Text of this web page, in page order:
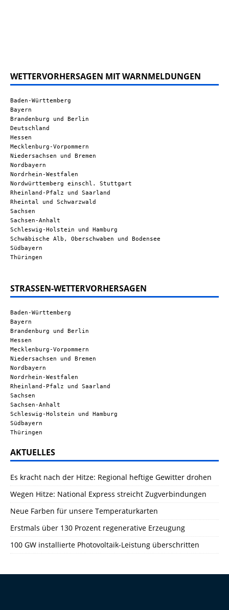
WETTERVORHERSAGEN MIT WARNMELDUNGEN
Baden-Württemberg
Bayern
Brandenburg und Berlin
Deutschland
Hessen
Mecklenburg-Vorpommern
Niedersachsen und Bremen
Nordbayern
Nordrhein-Westfalen
Nordwürttemberg einschl. Stuttgart
Rheinland-Pfalz und Saarland
Rheintal und Schwarzwald
Sachsen
Sachsen-Anhalt
Schleswig-Holstein und Hamburg
Schwäbische Alb, Oberschwaben und Bodensee
Südbayern
Thüringen
STRASSEN-WETTERVORHERSAGEN
Baden-Württemberg
Bayern
Brandenburg und Berlin
Hessen
Mecklenburg-Vorpommern
Niedersachsen und Bremen
Nordbayern
Nordrhein-Westfalen
Rheinland-Pfalz und Saarland
Sachsen
Sachsen-Anhalt
Schleswig-Holstein und Hamburg
Südbayern
Thüringen
AKTUELLES
Es kracht nach der Hitze: Regional heftige Gewitter drohen
Wegen Hitze: National Express streicht Zugverbindungen
Neue Farben für unsere Temperaturkarten
Erstmals über 130 Prozent regenerative Erzeugung
100 GW installierte Photovoltaik-Leistung überschritten